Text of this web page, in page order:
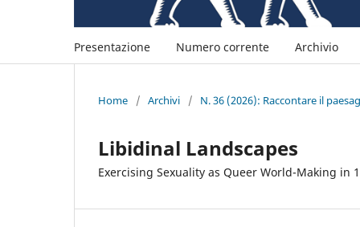
Presentazione Numero corrente Archivio
Home / Archivi / N. 36 (2026): Raccontare il
Libidinal Landscapes
Exercising Sexuality as Queer World-Making in